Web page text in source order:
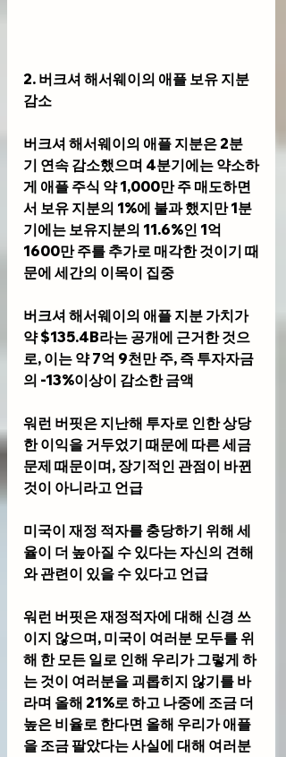
2. 버크셔 해서웨이의 애플 보유 지분
감소
버크셔 해서웨이의 애플 지분은 2분
기 연속 감소했으며 4분기에는 약소하
게 애플 주식 약 1,000만 주 매도하면
서 보유 지분의 1%에 불과 했지만 1분
기에는 보유지분의 11.6%인 1억
1600만 주를 추가로 매각한 것이기 때
문에 세간의 이목이 집중
버크셔 해서웨이의 애플 지분 가치가
약 $135.4B라는 공개에 근거한 것으
로, 이는 약 7억 9천만 주, 즉 투자자금
의 -13%이상이 감소한 금액
워런 버핏은 지난해 투자로 인한 상당
한 이익을 거두었기 때문에 따른 세금
문제 때문이며, 장기적인 관점이 바뀐
것이 아니라고 언급
미국이 재정 적자를 충당하기 위해 세
율이 더 높아질 수 있다는 자신의 견해
와 관련이 있을 수 있다고 언급
워런 버핏은 재정적자에 대해 신경 쓰
이지 않으며, 미국이 여러분 모두를 위
해 한 모든 일로 인해 우리가 그렇게 하
는 것이 여러분을 괴롭히지 않기를 바
라며 올해 21%로 하고 나중에 조금 더
높은 비율로 한다면 올해 우리가 애플
을 조금 팔았다는 사실에 대해 여러분